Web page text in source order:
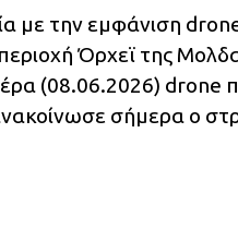
με την εμφάνιση
Όρχεϊ της
(08.06.2026) drone
σήμερα ο